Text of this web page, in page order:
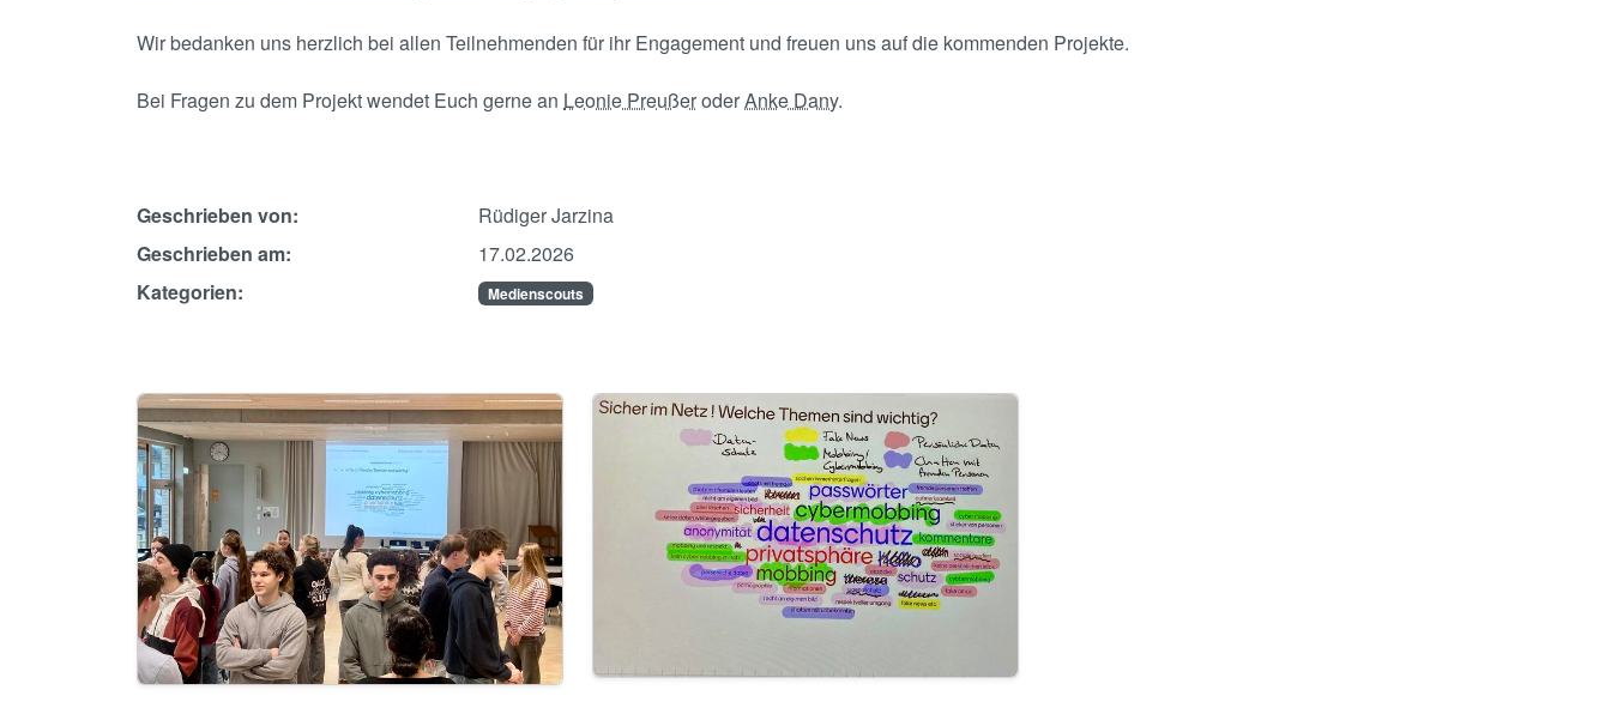
Wir bedanken uns herzlich bei allen Teilnehmenden für ihr Engagement und freuen uns auf die kommenden Projekte.
Bei Fragen zu dem Projekt wendet Euch gerne an Leonie PreußeroderAnke Dany.
Geschrieben von:
Rüdiger Jarzina
Geschrieben am:
17.02.2026
Kategorien:
Medienscouts
Image Image